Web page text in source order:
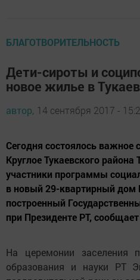
БЛАГОТВОРИТЕЛЬНОСТЬ
Дети-сироты и
новое жилье в
автор, 14 сентября 2017 -
Сегодня состоялось важное
Круглое Тукаевского
участники программы
в новый 29-квартирный дом
построенный
при Президенте РТ,
На церемонии заселения
образования и науки РТ